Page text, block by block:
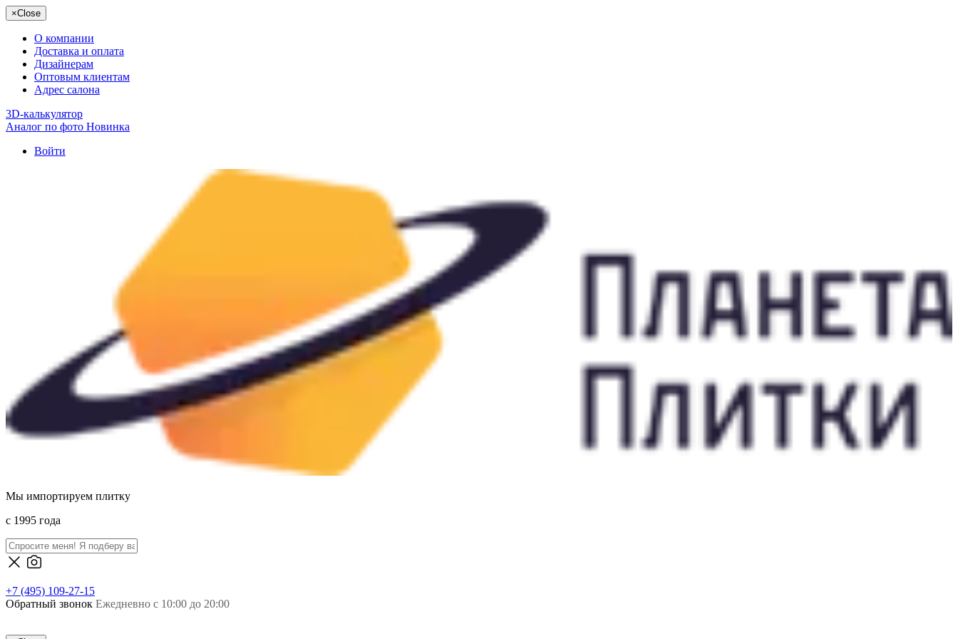
×Close
О компании
Доставка и оплата
Дизайнерам
Оптовым клиентам
Адрес салона
3D-калькулятор
Аналог по фото Новинка
Войти
Мы импортируем плитку
c 1995 года
+7 (495) 109-27-15
Обратный звонок Ежедневно с 10:00 до 20:00